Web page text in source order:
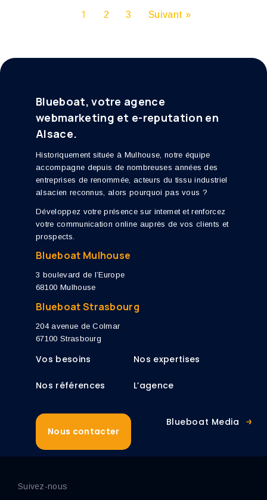
1 2 3 Suivant »
Blueboat, votre agence
webmarketing et e-reputation en
Alsace.
Historiquement située à Mulhouse, notre équipe
accompagne depuis de nombreuses années des
entreprises de renommée, acteurs du tissu industriel
alsacien reconnus, alors pourquoi pas vous ?
Développez votre présence sur internet et renforcez
votre communication online auprès de vos clients et
prospects.
Blueboat Mulhouse
3 boulevard de l’Europe
68100 Mulhouse
Blueboat Strasbourg
204 avenue de Colmar
67100 Strasbourg
Vos besoins Nos expertises
Nos références L’agence
Nous contacter
Blueboat Media
Suivez-nous